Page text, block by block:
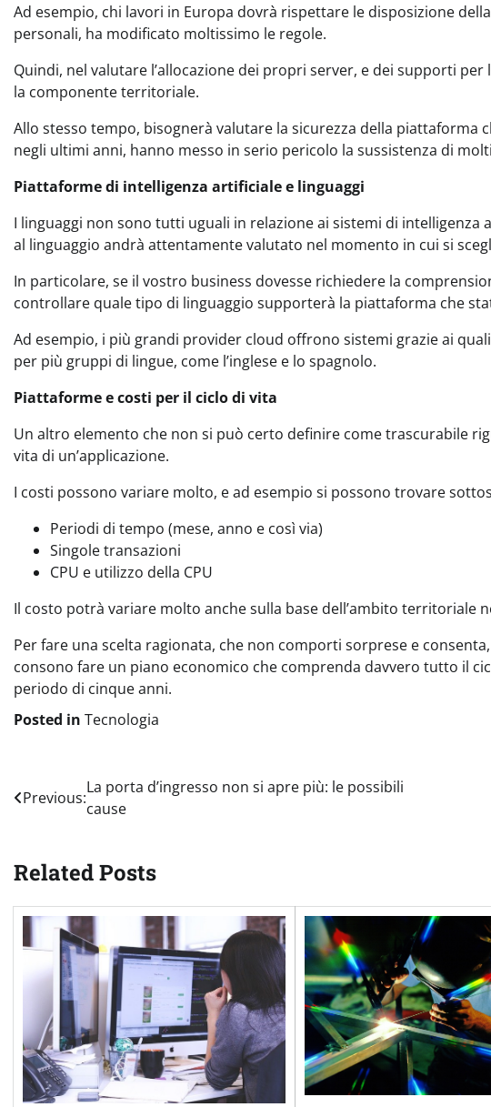
Ad esempio, chi lavori in Europa dovrà rispettare le disposizione
personali, ha modificato moltissimo le regole.
Quindi, nel valutare l’allocazione dei propri server, e dei supporti
la componente territoriale.
Allo stesso tempo, bisognerà valutare la sicurezza della piattaforma
negli ultimi anni, hanno messo in serio pericolo la sussistenza di
Piattaforme di intelligenza artificiale e linguaggi
I linguaggi non sono tutti uguali in relazione ai sistemi di intelligenza
al linguaggio andrà attentamente valutato nel momento in cui si
In particolare, se il vostro business dovesse richiedere la
controllare quale tipo di linguaggio supporterà la piattaforma che
Ad esempio, i più grandi provider cloud offrono sistemi grazie ai
per più gruppi di lingue, come l’inglese e lo spagnolo.
Piattaforme e costi per il ciclo di vita
Un altro elemento che non si può certo definire come trascurabile
vita di un’applicazione.
I costi possono variare molto, e ad esempio si possono trovare
Periodi di tempo (mese, anno e così via)
Singole transazioni
CPU e utilizzo della CPU
Il costo potrà variare molto anche sulla base dell’ambito territoriale
Per fare una scelta ragionata, che non comporti sorprese e
consono fare un piano economico che comprenda davvero tutto il
periodo di cinque anni.
Posted in Tecnologia
Navigazione
articoli
Previous:
La porta d’ingresso non si apre più: le possibili
cause
Related Posts